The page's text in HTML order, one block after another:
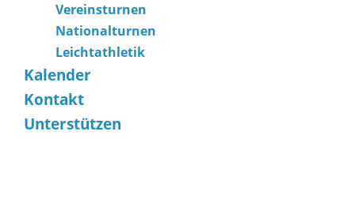
Vereinsturnen
Nationalturnen
Leichtathletik
Kalender
Kontakt
Unterstützen